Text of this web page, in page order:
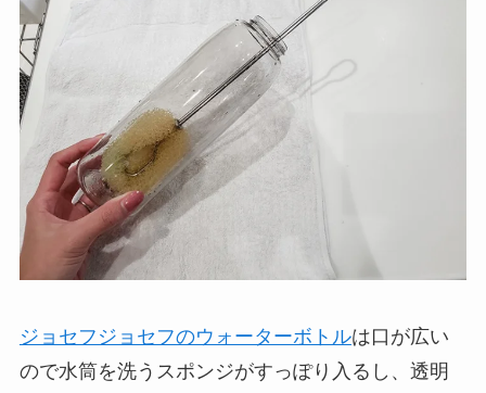
ジョセフジョセフのウォーターボトルは口が広い
ので水筒を洗うスポンジがすっぽり入るし、透明